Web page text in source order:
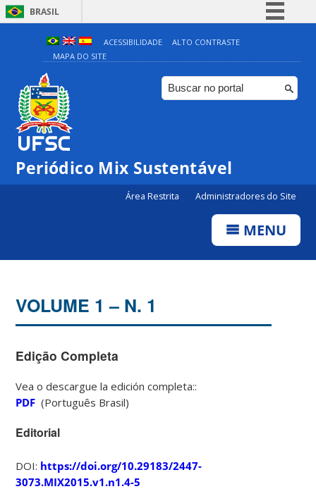
BRASIL
Simplifique!
Comunica BR
Participe
ACESSIBILIDADE
ALTO CONTRASTE
MAPA DO SITE
Periódico Mix Sustentável
Área Restrita Administradores do Site
MENU
VOLUME 1 – N. 1
Edição Completa
Vea o descargue la edición completa::
PDF (Português Brasil)
Editorial
DOI: https://doi.org/10.29183/2447-
3073.MIX2015.v1.n1.4-5